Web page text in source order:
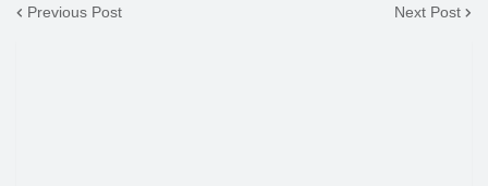
Previous Post Next Post